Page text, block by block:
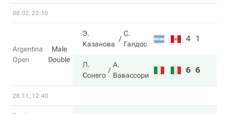
08.02, 22:10
Argentina
Open
Male
Double
Э.
Казанова
С.
Галдос
4 1
Л.
Сонего
А.
Вавассори
6 6
28.11, 12:40